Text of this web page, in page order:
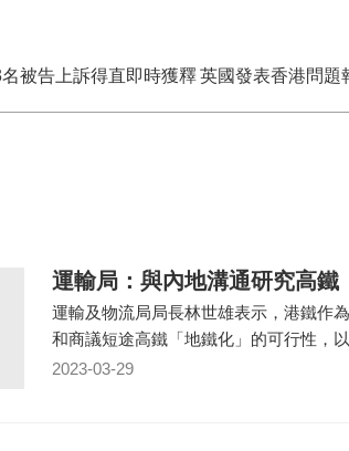
英國發表香港問
被告上訴得直即時獲釋
運輸局：與內地溝通研究高鐵
運輸及物流局局長林世雄表示，港鐵作
和商議短途高鐵「地鐵化」的可行性，
2023-03-29